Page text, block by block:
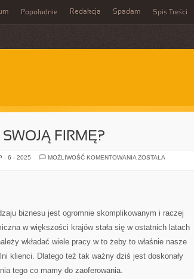
Popołudnie Redakcja Spadam Spis Treści
FIRMĘ?
- 6 - 2025 MOŻLIWOŚĆ KOMENTOWANIA JAK
ZOSTAŁA
biznesu jest ogromnie skomplikowanym i raczej
w większości krajów stała się w ostatnich latach
wkładać wiele pracy w to żeby to właśnie nasze
klienci. Dlatego też tak ważny dziś jest doskonały
tego co mamy do zaoferowania.